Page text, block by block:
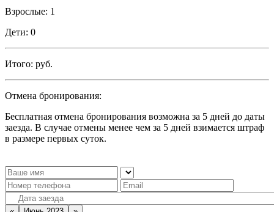
Взрослые: 1
Дети: 0
Итого: руб.
Отмена бронирования:
Бесплатная отмена бронирования возможна за 5 дней до даты
заезда. В случае отмены менее чем за 5 дней взимается штраф
в размере первых суток.